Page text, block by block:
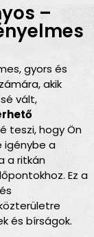
–
gyors és
akik
vált,
teszi, hogy Ön
igénybe a
a ritkán
Ez a
és bírságok.